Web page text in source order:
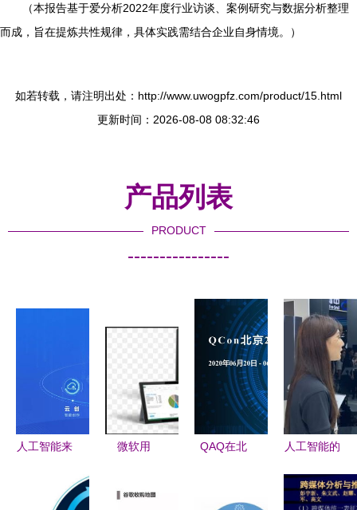
（本报告基于爱分析2022年度行业访谈、案例研究与数据分析整理
而成，旨在提炼共性规律，具体实践需结合企业自身情境。）
如若转载，请注明出处：http://www.uwogpfz.com/product/15.html
更新时间：2026-08-08 08:32:46
产品列表
PRODUCT
----------------
人工智能来
携手有连云
微软用
人工智能
QAQ在北
人工智能的
应用软件开